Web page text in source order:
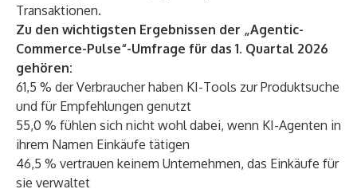
Transaktionen.
Zu den wichtigsten Ergebnissen der „Agentic-
Commerce-Pulse“-Umfrage für das 1. Quartal 2026
gehören:
61,5 % der Verbraucher haben KI-Tools zur Produktsuche
und für Empfehlungen genutzt
55,0 % fühlen sich nicht wohl dabei, wenn KI-Agenten in
ihrem Namen Einkäufe tätigen
46,5 % vertrauen keinem Unternehmen, das Einkäufe für
sie verwaltet